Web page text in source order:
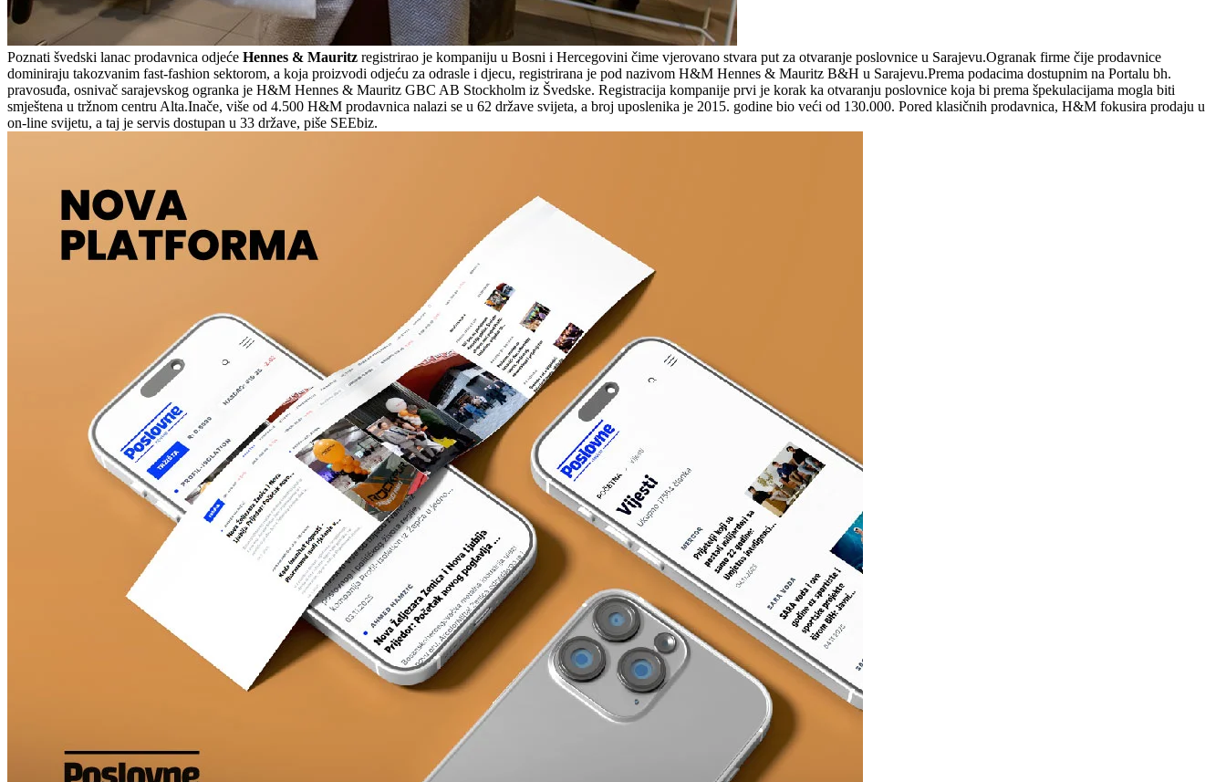
Poznati švedski lanac prodavnica odjeće Hennes & Mauritz registrirao je kompaniju u Bosni i Hercegovini čime vjerovano stvara put za otvaranje poslovnice u Sarajevu.Ogranak firme čije prodavnice
dominiraju takozvanim fast-fashion sektorom, a koja proizvodi odjeću za odrasle i djecu, registrirana je pod nazivom H&M Hennes & Mauritz B&H u Sarajevu.Prema podacima dostupnim na Portalu bh.
pravosuđa, osnivač sarajevskog ogranka je H&M Hennes & Mauritz GBC AB Stockholm iz Švedske. Registracija kompanije prvi je korak ka otvaranju poslovnice koja bi prema špekulacijama mogla biti
smještena u tržnom centru Alta.Inače, više od 4.500 H&M prodavnica nalazi se u 62 države svijeta, a broj uposlenika je 2015. godine bio veći od 130.000. Pored klasičnih prodavnica, H&M fokusira prodaju u
on-line svijetu, a taj je servis dostupan u 33 države, piše SEEbiz.